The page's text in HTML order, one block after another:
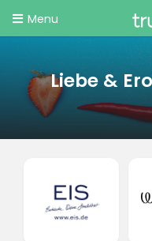
Menu
Liebe &